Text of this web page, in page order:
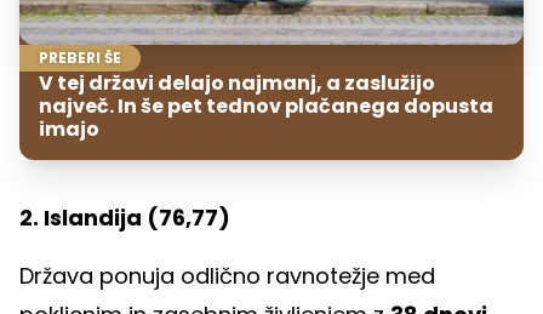
PREBERI ŠE
V tej državi delajo najmanj, a zaslužijo
največ. In še pet tednov plačanega dopusta
imajo
2. Islandija (76,77)
Država ponuja odlično ravnotežje med